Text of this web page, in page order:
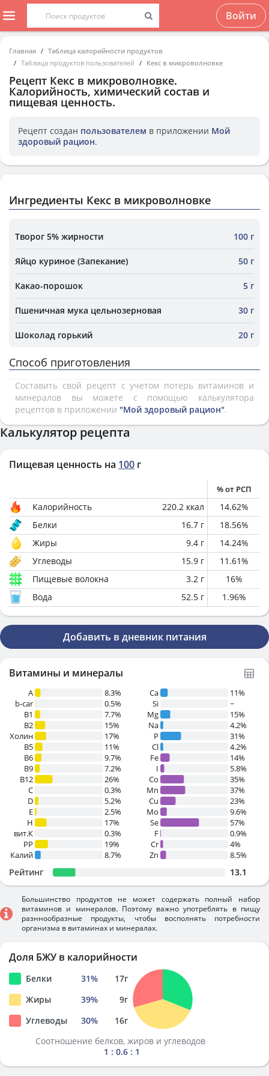
Войти
Главная
Таблица калорийности продуктов
Таблица продуктов пользователей
Кекс в микроволновке
Рецепт Кекс в микроволновке.
Калорийность, химический состав и
пищевая ценность.
Рецепт создан пользователем в приложении Мой
здоровый рацион.
Ингредиенты Кекс в микроволновке
Творог 5% жирности 100 г
Яйцо куриное (Запекание) 50 г
Какао-порошок 5 г
Пшеничная мука цельнозерновая 30 г
Шоколад горький 20 г
Способ приготовления
Составить свой рецепт с учетом потерь витаминов и
минералов вы можете с помощью калькулятора
рецептов в приложении "Мой здоровый рацион".
Калькулятор рецепта
Пищевая ценность на 100 г
% от РСП
Калорийность 220.2 ккал 14.62%
Белки
16.7 г 18.56%
Жиры
9.4 г 14.24%
Углеводы
15.9 г 11.61%
Пищевые волокна
3.2 г 16%
Вода
52.5 г 1.96%
Добавить в дневник питания
Витамины и минералы
A
8.3%
b-car
0.5%
В1
7.7%
B2
15%
Холин
17%
B5
11%
B6
9.7%
B9
7.2%
B12
26%
C
0.3%
D
5.2%
E
2.5%
H
17%
вит.К
0.3%
PP
19%
Калий
8.7%
Ca
11%
Si
~
Mg
15%
Na
4.2%
P
31%
Cl
4.2%
Fe
14%
I
5.8%
Co
35%
Mn
37%
Cu
23%
Mo
9.6%
Se
57%
F
0.9%
Cr
4%
Zn
8.5%
Рейтинг 13.1
Большинство продуктов не может содержать полный набор
витаминов и минералов. Поэтому важно употреблять в пищу
разннообразные продукты, чтобы восполнять потребности
организма в витаминах и минералах.
Доля БЖУ в калорийности
Белки 31% 17г
Жиры
39% 9г
Углеводы
30% 16г
Соотношение белков, жиров и углеводов
1 : 0.6 : 1